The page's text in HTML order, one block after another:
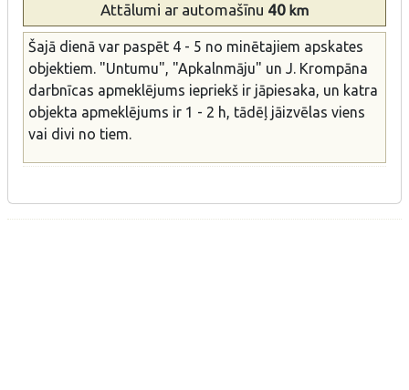
Attālumi ar automašīnu 40 km
Šajā dienā var paspēt 4 - 5 no minētajiem apskates
objektiem. "Untumu", "Apkalnmāju" un J. Krompāna
darbnīcas apmeklējums iepriekš ir jāpiesaka, un katra
objekta apmeklējums ir 1 - 2 h, tādēļ jāizvēlas viens
vai divi no tiem.